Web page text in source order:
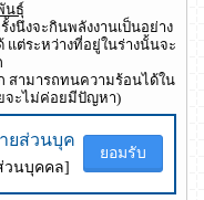
ยส่วนบุค
วนบุคคล]
ยอมรับ
นธุ์
งนึงจะกินพลังงานเป็นอย่าง
ต่ระหว่างที่อยู่ในร่างนั้นจะ
สามารถทนความร้อนได้ใน
จะไม่ค่อยมีปัญหา)
ช] นักวิทยาศาสตร์
พิษ
ยส่วนบุค
วนบุคคล]
ยอมรับ